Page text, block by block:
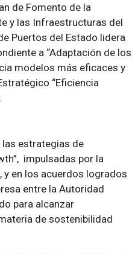
de Fomento de la
y las Infraestructuras del
Puertos del Estado lidera
a “Adaptación de los
modelos más eficaces y
“Eficiencia
las estrategias de
impulsadas por la
en los acuerdos logrados
entre la Autoridad
para alcanzar
de sostenibilidad